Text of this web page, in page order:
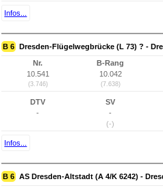
Infos...
B 6 Dresden-Flügelwegbrücke (L 73) ? -
Nr.
10.541
(3.746)
B-Rang
10.042
(7.638)
DTV
-
SV
-
(-)
Infos...
B 6 AS Dresden-Altstadt (A 4/K 6242) -